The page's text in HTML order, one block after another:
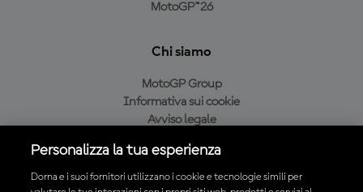
MotoGP™26
Chi siamo
MotoGP Group
Informativa sui cookie
Avviso legale
Condizioni di acquisto
Personalizza la tua esperienza
Dorna e i suoi fornitori utilizzano i cookie e tecnologie simili per